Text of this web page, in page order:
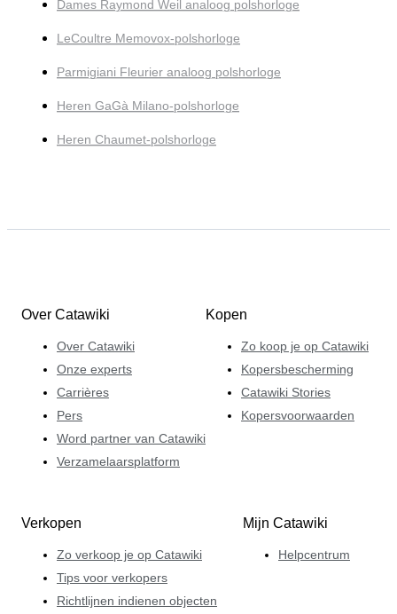
Dames Raymond Weil analoog polshorloge
LeCoultre Memovox-polshorloge
Parmigiani Fleurier analoog polshorloge
Heren GaGà Milano-polshorloge
Heren Chaumet-polshorloge
Over Catawiki
Over Catawiki
Onze experts
Carrières
Pers
Word partner van Catawiki
Verzamelaarsplatform
Kopen
Zo koop je op Catawiki
Kopersbescherming
Catawiki Stories
Kopersvoorwaarden
Verkopen
Zo verkoop je op Catawiki
Tips voor verkopers
Richtlijnen indienen objecten
Mijn Catawiki
Helpcentrum